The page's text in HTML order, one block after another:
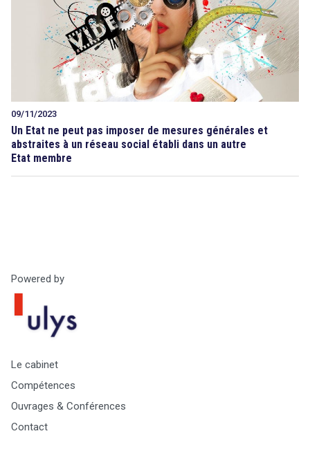
09/11/2023
Un Etat ne peut pas imposer de mesures générales et
abstraites à un réseau social établi dans un autre
Etat membre
Powered by
Le cabinet
Compétences
Ouvrages & Conférences
Contact